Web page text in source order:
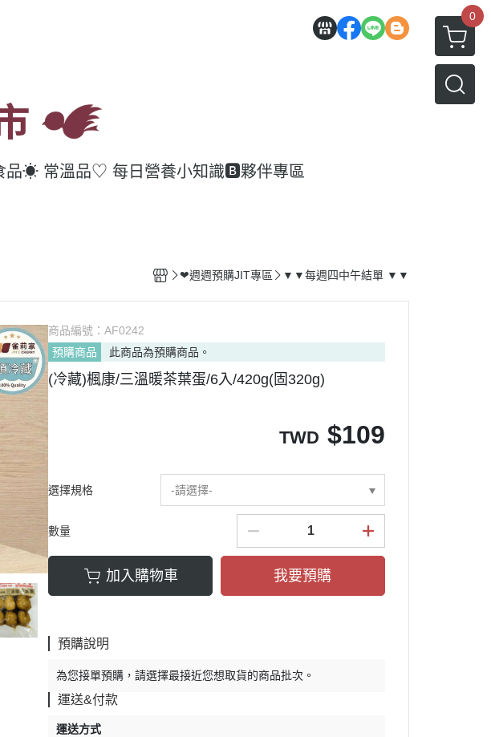
0
品☀ 常溫品♡ 每日營養小知識🅱️夥伴專區
❤週週預購JIT專區 ▼▼每週四中午結單 ▼▼
商品編號：AF0242
預購商品
此商品為預購商品。
(冷藏)楓康/三溫暖茶葉蛋/6入/420g(固320g)
TWD $109
選擇規格 -請選擇-
數量
加入購物車 我要預購
預購說明
為您接單預購，請選擇最接近您想取貨的商品批次。
運送&付款
運送方式